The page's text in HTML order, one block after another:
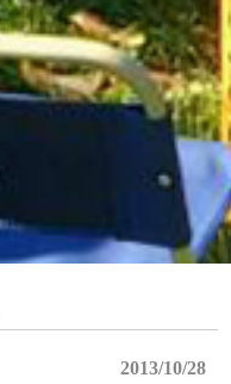
2013/10/28